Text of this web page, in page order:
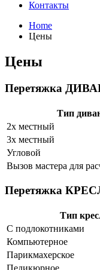
Контакты
Home
Цены
Цены
Перетяжка
Тип
2х местный
3х местный
Угловой
Вызов мастера для
Перетяжка
Тип
С подлокотниками
Компьютерное
Парикмахерское
Педикюрное